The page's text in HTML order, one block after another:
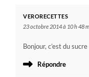
VERORECETTES
23 octobre 2014 à 10 h 48
Bonjour, c’est du
Répondre